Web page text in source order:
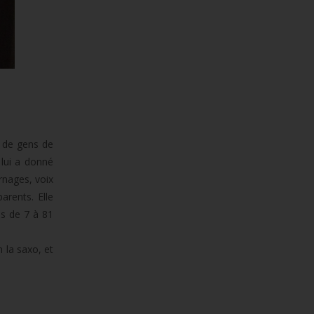
gens de
a donné
voix
Elle
de 7 à 81
la saxo, et